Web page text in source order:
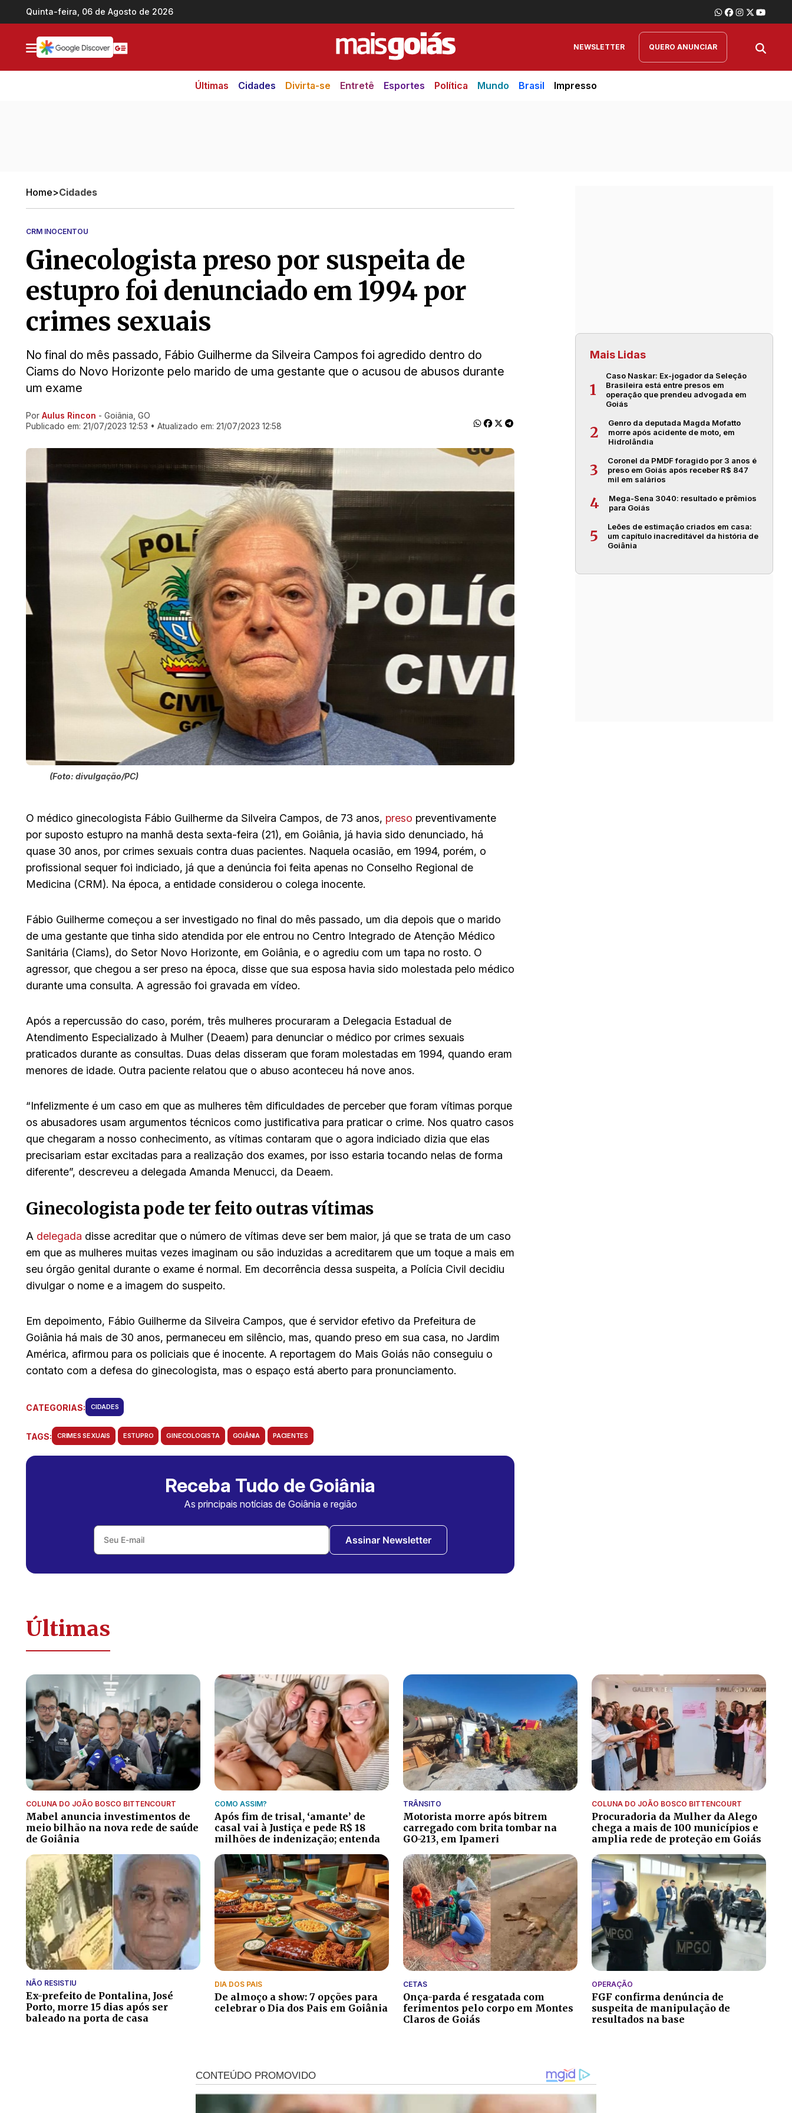
Ir direto pro conteúdo
Quinta-feira, 06 de Agosto de 2026
NEWSLETTER QUERO ANUNCIAR
Últimas Cidades Divirta-se Entretê Esportes Política Mundo Brasil Impresso
Home>Cidades
CRM INOCENTOU
Ginecologista preso por suspeita de
estupro foi denunciado em 1994 por
crimes sexuais
No final do mês passado, Fábio Guilherme da Silveira Campos foi agredido dentro do
Ciams do Novo Horizonte pelo marido de uma gestante que o acusou de abusos durante
um exame
Ir direto pra matéria
Por Aulus Rincon - Goiânia, GO
Publicado em: 21/07/2023 12:53 • Atualizado em: 21/07/2023 12:58
(Foto: divulgação/PC)
O médico ginecologista Fábio Guilherme da Silveira Campos, de 73 anos, preso preventivamente
por suposto estupro na manhã desta sexta-feira (21), em Goiânia, já havia sido denunciado, há
quase 30 anos, por crimes sexuais contra duas pacientes. Naquela ocasião, em 1994, porém, o
profissional sequer foi indiciado, já que a denúncia foi feita apenas no Conselho Regional de
Medicina (CRM). Na época, a entidade considerou o colega inocente.
Fábio Guilherme começou a ser investigado no final do mês passado, um dia depois que o marido
de uma gestante que tinha sido atendida por ele entrou no Centro Integrado de Atenção Médico
Sanitária (Ciams), do Setor Novo Horizonte, em Goiânia, e o agrediu com um tapa no rosto. O
agressor, que chegou a ser preso na época, disse que sua esposa havia sido molestada pelo médico
durante uma consulta. A agressão foi gravada em vídeo.
Após a repercussão do caso, porém, três mulheres procuraram a Delegacia Estadual de
Atendimento Especializado à Mulher (Deaem) para denunciar o médico por crimes sexuais
praticados durante as consultas. Duas delas disseram que foram molestadas em 1994, quando eram
menores de idade. Outra paciente relatou que o abuso aconteceu há nove anos.
“Infelizmente é um caso em que as mulheres têm dificuldades de perceber que foram vítimas porque
os abusadores usam argumentos técnicos como justificativa para praticar o crime. Nos quatro casos
que chegaram a nosso conhecimento, as vítimas contaram que o agora indiciado dizia que elas
precisariam estar excitadas para a realização dos exames, por isso estaria tocando nelas de forma
diferente”, descreveu a delegada Amanda Menucci, da Deaem.
Ginecologista pode ter feito outras vítimas
A delegada disse acreditar que o número de vítimas deve ser bem maior, já que se trata de um caso
em que as mulheres muitas vezes imaginam ou são induzidas a acreditarem que um toque a mais em
seu órgão genital durante o exame é normal. Em decorrência dessa suspeita, a Polícia Civil decidiu
divulgar o nome e a imagem do suspeito.
Em depoimento, Fábio Guilherme da Silveira Campos, que é servidor efetivo da Prefeitura de
Goiânia há mais de 30 anos, permaneceu em silêncio, mas, quando preso em sua casa, no Jardim
América, afirmou para os policiais que é inocente. A reportagem do Mais Goiás não conseguiu o
contato com a defesa do ginecologista, mas o espaço está aberto para pronunciamento.
CATEGORIAS: CIDADES
TAGS: CRIMES SEXUAIS ESTUPRO GINECOLOGISTA GOIÂNIA PACIENTES
Receba Tudo de Goiânia
As principais notícias de Goiânia e região
Assinar Newsletter
Mais Lidas
1
Caso Naskar: Ex-jogador da Seleção
Brasileira está entre presos em
operação que prendeu advogada em
Goiás
2
Genro da deputada Magda Mofatto
morre após acidente de moto, em
Hidrolândia
3
Coronel da PMDF foragido por 3 anos é
preso em Goiás após receber R$ 847
mil em salários
4
Mega-Sena 3040: resultado e prêmios
para Goiás
5
Leões de estimação criados em casa:
um capítulo inacreditável da história de
Goiânia
Últimas
COLUNA DO JOÃO BOSCO BITTENCOURT
Mabel anuncia investimentos de
meio bilhão na nova rede de saúde
de Goiânia
COMO ASSIM?
Após fim de trisal, ‘amante’ de
casal vai à Justiça e pede R$ 18
milhões de indenização; entenda
TRÂNSITO
Motorista morre após bitrem
carregado com brita tombar na
GO-213, em Ipameri
COLUNA DO JOÃO BOSCO BITTENCOURT
Procuradoria da Mulher da Alego
chega a mais de 100 municípios e
amplia rede de proteção em Goiás
NÃO RESISTIU
Ex-prefeito de Pontalina, José
Porto, morre 15 dias após ser
baleado na porta de casa
DIA DOS PAIS
De almoço a show: 7 opções para
celebrar o Dia dos Pais em Goiânia
CETAS
Onça-parda é resgatada com
ferimentos pelo corpo em Montes
Claros de Goiás
OPERAÇÃO
FGF confirma denúncia de
suspeita de manipulação de
resultados na base